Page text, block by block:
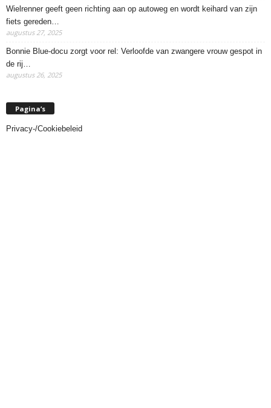
Wielrenner geeft geen richting aan op autoweg en wordt keihard van zijn
fiets gereden…
augustus 27, 2025
Bonnie Blue-docu zorgt voor rel: Verloofde van zwangere vrouw gespot in
de rij…
augustus 26, 2025
Pagina’s
Privacy-/Cookiebeleid